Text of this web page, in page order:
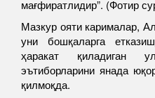
мағфиратлидир”. (Фотир
Мазкур ояти карималар,
уни бошқаларга
ҳаракат қиладиган
эътиборларини янада
қилмоқда.